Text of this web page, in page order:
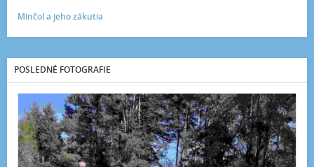
Minčol a jeho zákutia
POSLEDNÉ FOTOGRAFIE